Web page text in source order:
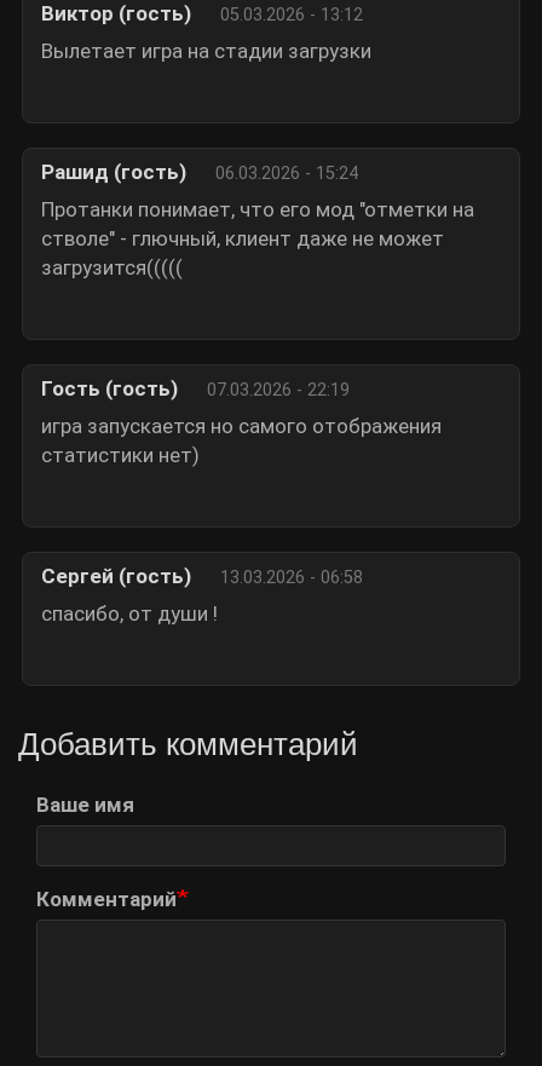
Виктор (гость) 05.03.2026 - 13:12
Вылетает игра на стадии загрузки
Рашид (гость) 06.03.2026 - 15:24
Протанки понимает, что его мод "отметки на
стволе" - глючный, клиент даже не может
загрузится(((((
Гость (гость) 07.03.2026 - 22:19
игра запускается но самого отображения
статистики нет)
Сергей (гость) 13.03.2026 - 06:58
спасибо, от души !
Добавить комментарий
Ваше имя
Комментарий